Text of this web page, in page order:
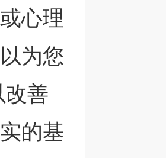
心理
为您
改善
的基